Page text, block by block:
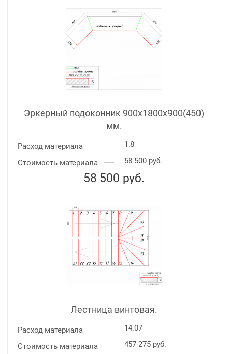
Эркерный подоконник 900х1800х900(450)
мм.
Расход материала
1.8
Стоимость материала
58 500 руб.
58 500 руб.
Лестница винтовая.
Расход материала
14.07
Стоимость материала
457 275 руб.